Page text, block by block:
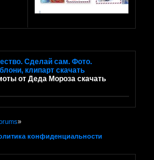
Сделай сам. Фото.
клипарт скачать
от Деда Мороза скачать
»
конфиденциальности